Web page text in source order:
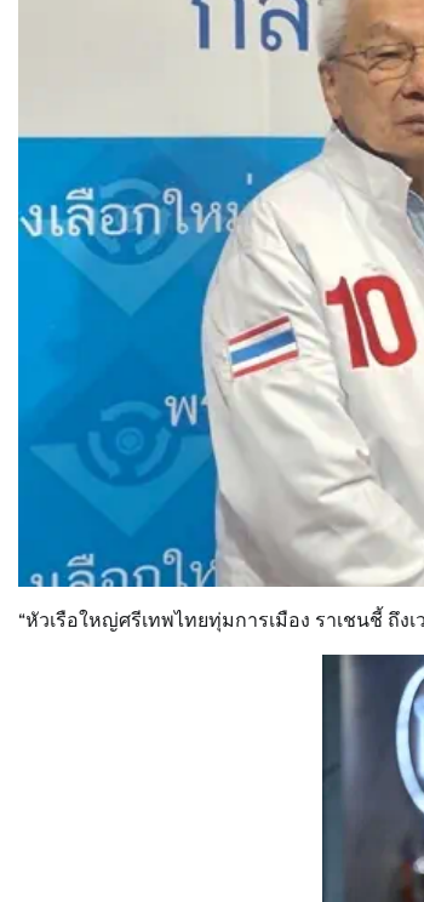
“หัวเรือใหญ่ศรีเทพไทยทุ่มการเมือง ราเชนชี้ ถึง